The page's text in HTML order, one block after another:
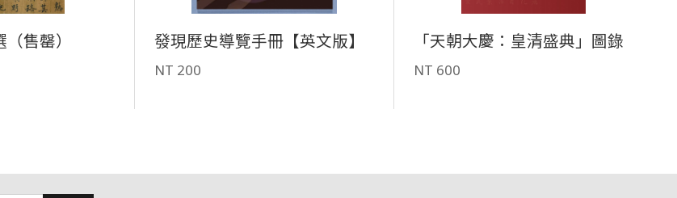
售罄） 發現歷史導覽手冊【英文版】
NT 200
「天朝大慶：皇清盛典」圖錄
NT 600